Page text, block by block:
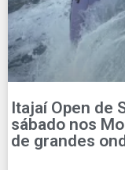
Itajaí Open de
sábado nos
de grandes